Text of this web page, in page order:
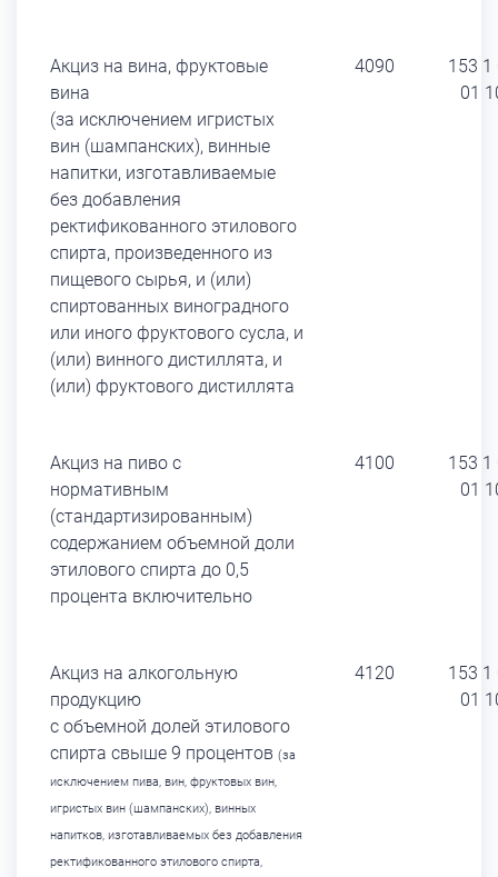
Акциз на вина, фруктовые
вина
(за исключением игристых
вин (шампанских), винные
напитки, изготавливаемые
без добавления
ректификованного этилового
спирта, произведенного из
пищевого сырья, и (или)
спиртованных виноградного
или иного фруктового сусла, и
(или) винного дистиллята, и
(или) фруктового дистиллята
4090
153 1
01
Акциз на пиво с
нормативным
(стандартизированным)
содержанием объемной доли
этилового спирта до 0,5
процента включительно
4100
153 1
01
Акциз на алкогольную
продукцию
с объемной долей этилового
спирта свыше 9 процентов (за
исключением пива, вин, фруктовых вин,
игристых вин (шампанских), винных
напитков, изготавливаемых без добавления
ректификованного этилового спирта,
4120
153 1
01